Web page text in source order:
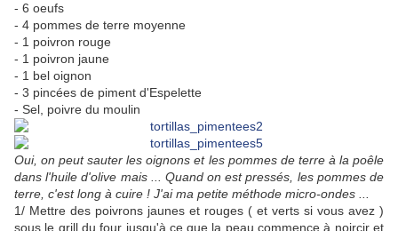
- 6 oeufs
- 4 pommes de terre moyenne
- 1 poivron rouge
- 1 poivron jaune
- 1 bel oignon
- 3 pincées de piment d'Espelette
- Sel, poivre du moulin
Oui, on peut sauter les oignons et les pommes de terre à la poêle
dans l'huile d'olive mais ... Quand on est pressés, les pommes de
terre, c'est long à cuire ! J'ai ma petite méthode micro-ondes ...
1/ Mettre des poivrons jaunes et rouges ( et verts si vous avez )
sous le grill du four jusqu'à ce que la peau commence à noircir et